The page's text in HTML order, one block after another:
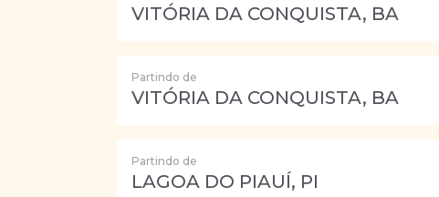
VITÓRIA DA CONQUISTA, BA
Partindo de
VITÓRIA DA CONQUISTA, BA
Partindo de
LAGOA DO PIAUÍ, PI